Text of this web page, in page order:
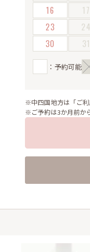
16
17
23
24
30
31
：予約可能
※中四国地方は「ご
※ご予約は3か月前か